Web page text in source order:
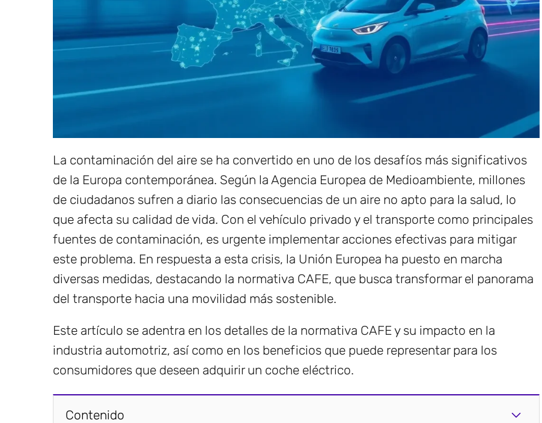
La contaminación del aire se ha convertido en uno de los desafíos más significativos
de la Europa contemporánea. Según la Agencia Europea de Medioambiente, millones
de ciudadanos sufren a diario las consecuencias de un aire no apto para la salud, lo
que afecta su calidad de vida. Con el vehículo privado y el transporte como principales
fuentes de contaminación, es urgente implementar acciones efectivas para mitigar
este problema. En respuesta a esta crisis, la Unión Europea ha puesto en marcha
diversas medidas, destacando la normativa CAFE, que busca transformar el panorama
del transporte hacia una movilidad más sostenible.
Este artículo se adentra en los detalles de la normativa CAFE y su impacto en la
industria automotriz, así como en los beneficios que puede representar para los
consumidores que deseen adquirir un coche eléctrico.
Contenido